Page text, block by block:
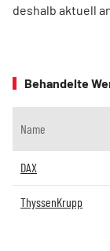
deshalb aktuell
Behandelte
Name
DAX
ThyssenKrupp